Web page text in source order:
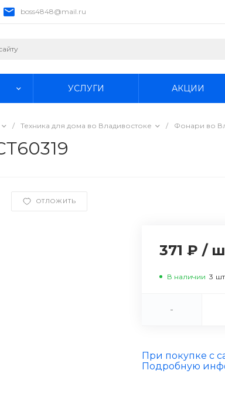
boss4848@mail.ru
УСЛУГИ АКЦИИ
/ Техника для дома во Владивостоке / Фонари во
ОТЛОЖИТЬ
371 ₽ /
В наличии 3 шт
-
При покупке с
Подробную